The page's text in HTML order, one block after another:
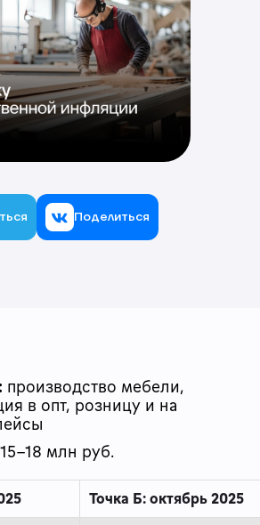
Поделиться
производство мебели,
в опт, розницу и на
15-18 млн руб.
Точка Б: октябрь 2025